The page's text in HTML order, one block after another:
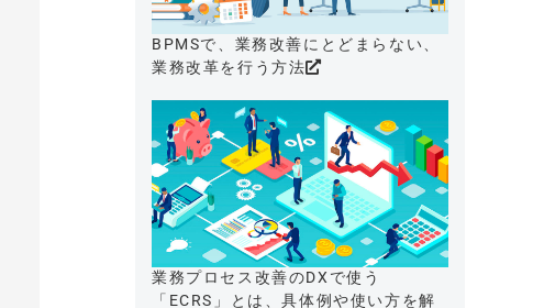
BPMSで、業務改善にとどまらない、
業務改革を行う方法
業務プロセス改善のDXで使う
「ECRS」とは、具体例や使い方を解